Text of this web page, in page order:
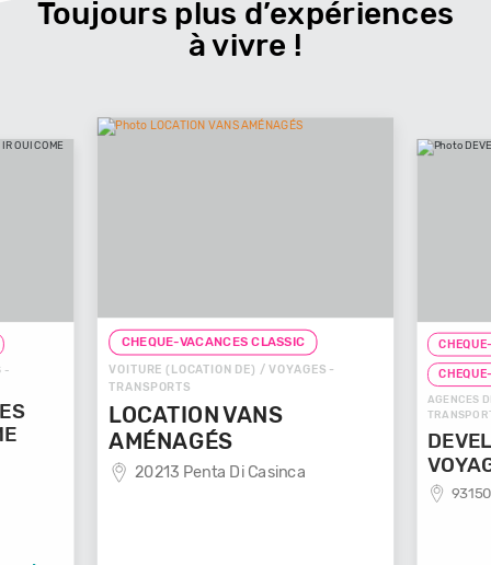
Toujours plus d’expériences
à vivre !
-
CHEQUE-VACANCES CLASSIC
VOITURE (LOCATION DE) / VOYAGES -
TRANSPORTS
LOCATION VANS
AMÉNAGÉS
20213 Penta Di Casinca
AGENCES